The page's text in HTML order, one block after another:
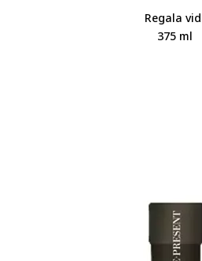
Regala
375 ml